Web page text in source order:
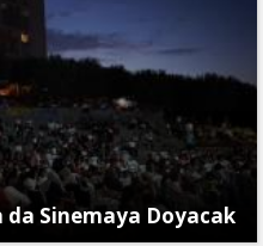
da Sinemaya Doyacak